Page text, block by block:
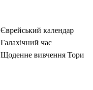
Єврейський календар
Галахічний час
Щоденне вивчення Тори